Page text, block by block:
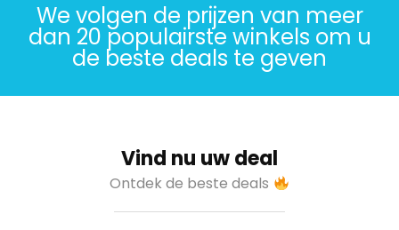
We volgen de prijzen van meer
dan 20 populairste winkels om u
de beste deals te geven
Vind nu uw deal
Ontdek de beste deals